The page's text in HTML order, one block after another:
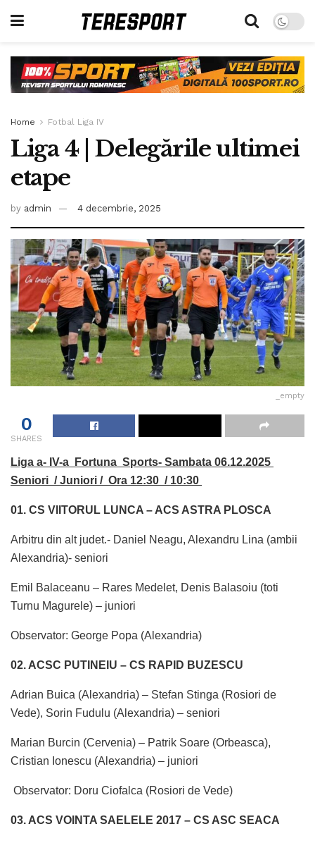
Home Fotbal Liga IV
Liga 4 | Delegările ultimei
etape
by admin 4 decembrie, 2025
_empty
0
SHARES
Liga a- IV-a Fortuna Sports- Sambata 06.12.2025
Seniori / Juniori / Ora 12:30 / 10:30
01. CS VIITORUL LUNCA – ACS ASTRA PLOSCA
Arbitru din alt judet.- Daniel Neagu, Alexandru Lina (ambii
Alexandria)- seniori
Emil Balaceanu – Rares Medelet, Denis Balasoiu (toti
Turnu Magurele) – juniori
Observator: George Popa (Alexandria)
02. ACSC PUTINEIU – CS RAPID BUZESCU
Adrian Buica (Alexandria) – Stefan Stinga (Rosiori de
Vede), Sorin Fudulu (Alexandria) – seniori
Marian Burcin (Cervenia) – Patrik Soare (Orbeasca),
Cristian Ionescu (Alexandria) – juniori
Observator: Doru Ciofalca (Rosiori de Vede)
03. ACS VOINTA SAELELE 2017 – CS ASC SEACA